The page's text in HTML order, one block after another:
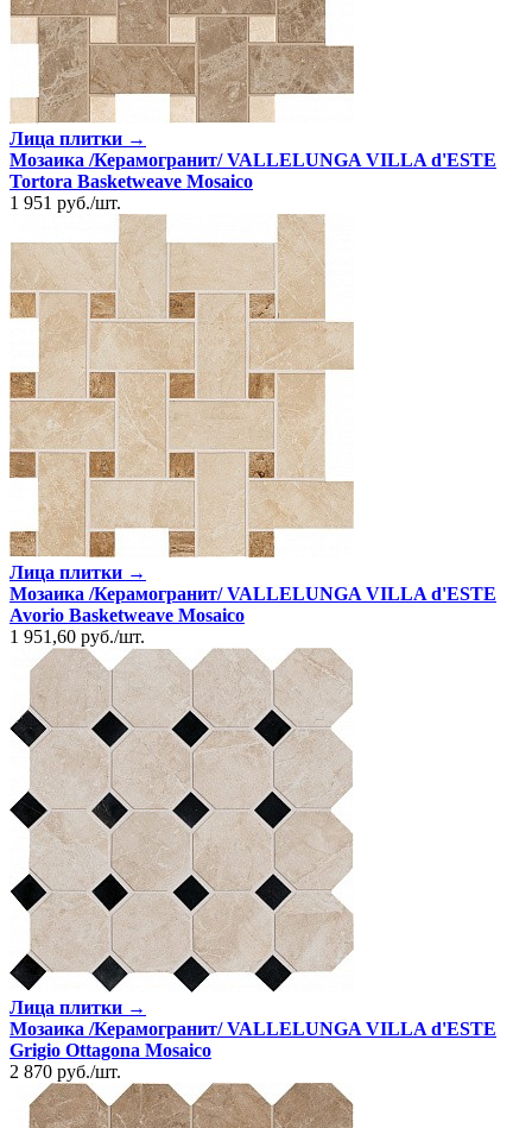
Лица плитки →
Мозаика /Керамогранит/ VALLELUNGA VILLA d'ESTE
Tortora Basketweave Mosaico
1 951 руб./шт.
Лица плитки →
Мозаика /Керамогранит/ VALLELUNGA VILLA d'ESTE
Avorio Basketweave Mosaico
1 951,60 руб./шт.
Лица плитки →
Мозаика /Керамогранит/ VALLELUNGA VILLA d'ESTE
Grigio Ottagona Mosaico
2 870 руб./шт.